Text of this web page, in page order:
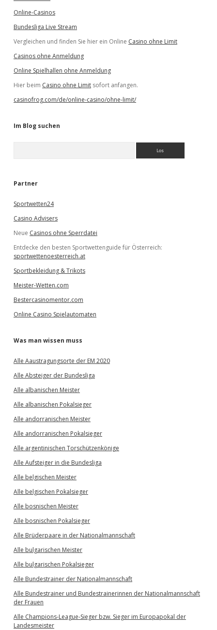
Online-Casinos
Bundesliga Live Stream
Vergleichen und finden Sie hier ein Online Casino ohne Limit
Casinos ohne Anmeldung
Online Spielhallen ohne Anmeldung
Hier beim Casino ohne Limit sofort anfangen.
casinofrog.com/de/online-casino/ohne-limit/
Im Blog suchen
e
Partner
Sportwetten24
Casino Advisers
Neue Casinos ohne Sperrdatei
Entdecke den besten Sportwettenguide für Österreich:
sportwettenoesterreich.at
Sportbekleidung & Trikots
Meister-Wetten.com
Bestercasinomentor.com
Online Casino Spielautomaten
Was man wissen muss
Alle Aaustragungsorte der EM 2020
Alle Absteiger der Bundesliga
Alle albanischen Meister
Alle albanischen Pokalsieger
Alle andorranischen Meister
Alle andorranischen Pokalsieger
Alle argentinischen Torschützenkönige
Alle Aufsteiger in die Bundesliga
Alle belgischen Meister
Alle belgischen Pokalsieger
Alle bosnischen Meister
Alle bosnischen Pokalsieger
Alle Brüderpaare in der Nationalmannschaft
Alle bulgarischen Meister
Alle bulgarischen Pokalsieger
Alle Bundestrainer der Nationalmannschaft
Alle Bundestrainer und Bundestrainerinnen der Nationalmannschaft
der Frauen
Alle Champions-League-Sieger bzw. Sieger im Europapokal der
Landesmeister